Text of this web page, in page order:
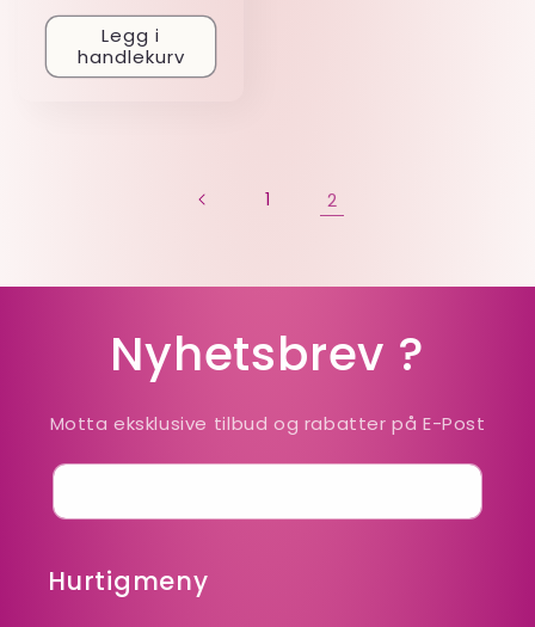
Legg i
handlekurv
1 2
Nyhetsbrev ?
Motta eksklusive tilbud og rabatter på E-Post
Hurtigmeny